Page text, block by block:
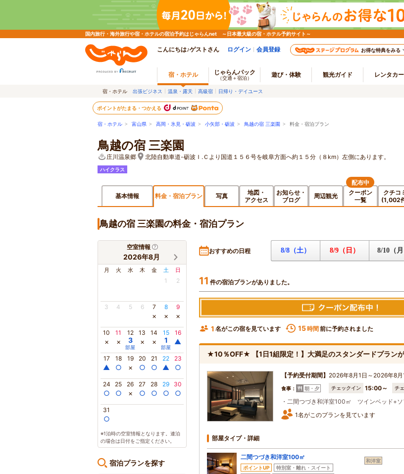
国内旅行・海外旅行や宿・ホテルの宿泊予約はじゃらんnet ～日本最大級の宿・ホテル予約サイト～
こんにちは♪ゲストさん ログイン 会員登録 お得な特典をみる
宿・ホテル じゃらんパック
（交通＋宿泊） 遊び・体験 観光ガイド レンタカー
宿・ホテル 出張ビジネス 温泉・露天 高級宿 日帰り・デイユース
ポイントがたまる・つかえる
宿・ホテル > 富山県 > 高岡・氷見・砺波 > 小矢部・砺波 > 鳥越の宿 三楽園 > 料金・宿泊プラン
鳥越の宿 三楽園
庄川温泉郷 北陸自動車道-砺波Ｉ.Ｃより国道１５６号を岐阜方面へ約１５分（８km）左側にあります。
ハイクラス
基本情報 料金・宿泊プラン 写真
地図・
アクセス
お知らせ・
ブログ
周辺観光
クーポン
一覧
配布中
クチコ
(1,002
鳥越の宿 三楽園の料金・宿泊プラン
空室情報
2026年8月
月 火 水 木 金 土 日
1 2
3 4 5 6 7
×
8
×
9
×
10
×
11
×
12
3
部屋
13
×
14
×
15
1
部屋
16
▲
17
▲
18
○
19
×
20
○
21
○
22
▲
23
○
24
○
25
○
26
×
27
○
28
○
29
○
30
○
31
○
※1泊時の空室情報となります。連泊
の場合は日付をご指定ください。
宿泊プランを探す
おすすめの日程 8/8（土） 8/9（日） 8/10（月
11 件の宿泊プランがありました。
1 名がこの宿を見ています 15時間 前に予約されました
★10％OFF★ 【1日1組限定！】大満足のスタンダードプラン
【予約受付期間】 2026年8月1日～2026年8月
食事： 朝・夕 チェックイン 15:00～ チ
・二間つづき和洋室100㎡ ツインベッド+ソ
1名がこのプランを見ています
部屋タイプ・詳細
二間つづき和洋室100㎡
ポイントUP
特別室・離れ・スイート
和洋室